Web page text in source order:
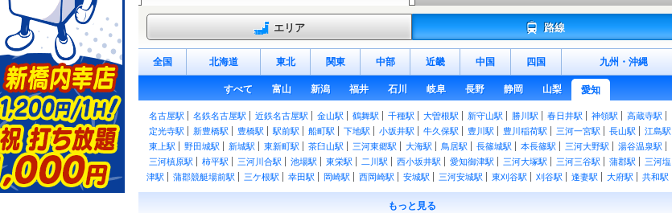
エリア 路線
全国 北海道 東北 関東 中部 近畿 中国 四国 九州 ・ 沖縄
すべて 富山 新潟 福井 石川 岐阜 長野 静岡 山梨 愛知
名古屋駅 名鉄名古屋駅 近鉄名古屋駅 金山駅 鶴舞駅 千種駅 大曽根駅 新守山駅 勝川駅 春日井駅 神領駅
高蔵寺駅
定光寺駅
新豊橋駅 豊橋駅 駅前駅 船町駅 下地駅 小坂井駅 牛久保駅 豊川駅 豊川稲荷駅 三河一宮駅 長山駅
江島駅
東上駅
野田城駅 新城駅 東新町駅 茶臼山駅 三河東郷駅 大海駅 鳥居駅 長篠城駅 本長篠駅 三河大野駅
湯谷温泉駅
三河槙原駅
柿平駅 三河川合駅 池場駅 東栄駅 二川駅 西小坂井駅 愛知御津駅 三河大塚駅 三河三谷駅 蒲郡駅
三河塩
津駅
蒲郡競艇場前駅 三ケ根駅 幸田駅 岡崎駅 西岡崎駅 安城駅 三河安城駅 東刈谷駅 刈谷駅 逢妻駅 大府駅
共和駅
大高駅
笠寺駅 熱田駅 尾頭橋駅 枇杷島駅 清洲駅 稲沢駅 名鉄一宮駅 尾張一宮駅 木曽川駅 野田新町駅 南大高駅
相
乙川駅 半田駅
もっと見る